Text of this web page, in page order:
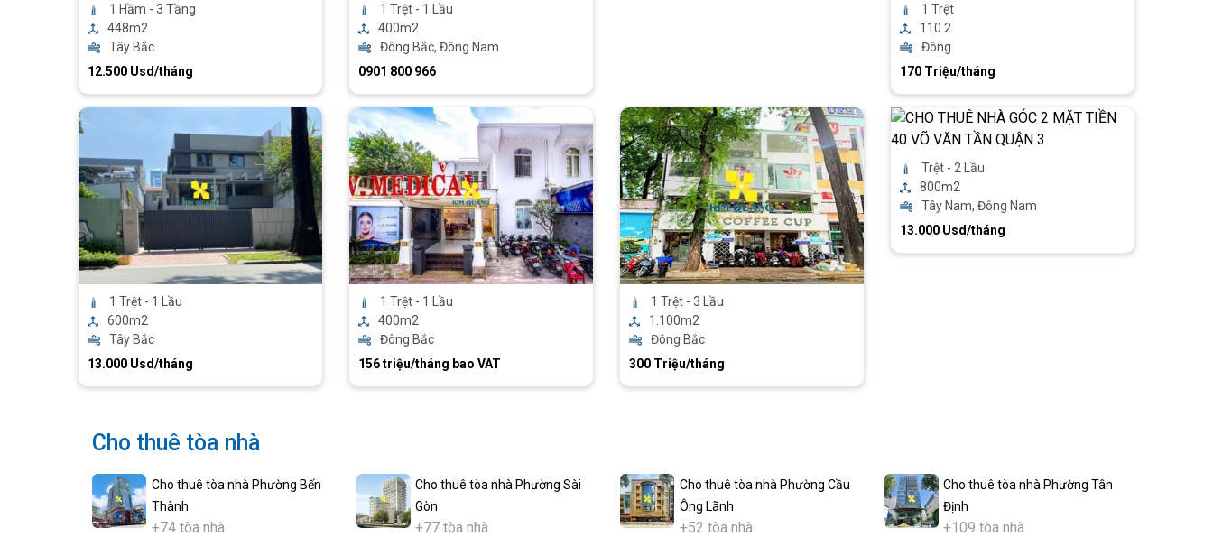
1 Hầm - 3 Tầng
448m2
Tây Bắc
12.500 Usd/tháng
1 Trệt - 1 Lầu
400m2
Đông Bắc, Đông Nam
0901 800 966
1 Trệt
110 2
Đông
170 Triệu/tháng
1 Trệt - 1 Lầu
600m2
Tây Bắc
13.000 Usd/tháng
1 Trệt - 1 Lầu
400m2
Đông Bắc
156 triệu/tháng bao VAT
1 Trệt - 3 Lầu
1.100m2
Đông Bắc
300 Triệu/tháng
Trệt - 2 Lầu
800m2
Tây Nam, Đông Nam
13.000 Usd/tháng
Cho thuê tòa nhà
Cho thuê tòa nhà Phường Bến
Thành
+74 tòa nhà
Cho thuê tòa nhà Phường Sài
Gòn
+77 tòa nhà
Cho thuê tòa nhà Phường Cầu
Ông Lãnh
+52 tòa nhà
Cho thuê tòa nhà Phường Tân
Định
+109 tòa nhà